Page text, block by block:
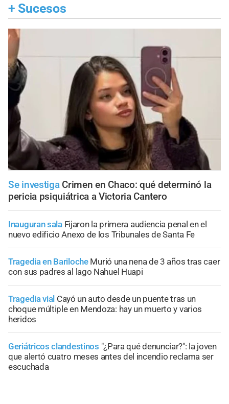
+ Sucesos
Se investiga Crimen en Chaco: qué determinó la
pericia psiquiátrica a Victoria Cantero
Inauguran sala Fijaron la primera audiencia penal en el
nuevo edificio Anexo de los Tribunales de Santa Fe
Tragedia en Bariloche Murió una nena de 3 años tras caer
con sus padres al lago Nahuel Huapi
Tragedia vial Cayó un auto desde un puente tras un
choque múltiple en Mendoza: hay un muerto y varios
heridos
Geriátricos clandestinos "¿Para qué denunciar?": la joven
que alertó cuatro meses antes del incendio reclama ser
escuchada